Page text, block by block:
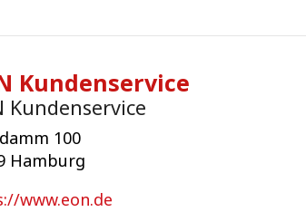
Kundenservice
Kundenservice
100
Hamburg
www.eon.de